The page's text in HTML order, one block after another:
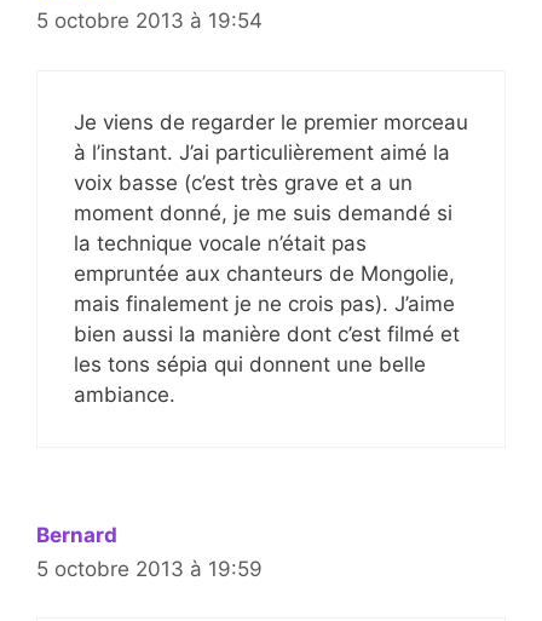
5 octobre 2013 à 19:54
Je viens de regarder le premier morceau
à l’instant. J’ai particulièrement aimé la
voix basse (c’est très grave et a un
moment donné, je me suis demandé si
la technique vocale n’était pas
empruntée aux chanteurs de Mongolie,
mais finalement je ne crois pas). J’aime
bien aussi la manière dont c’est filmé et
les tons sépia qui donnent une belle
ambiance.
Bernard
5 octobre 2013 à 19:59